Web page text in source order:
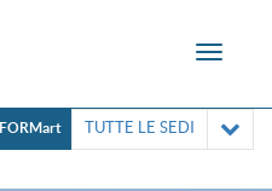
Toggle
FORMart TUTTE LE SEDI